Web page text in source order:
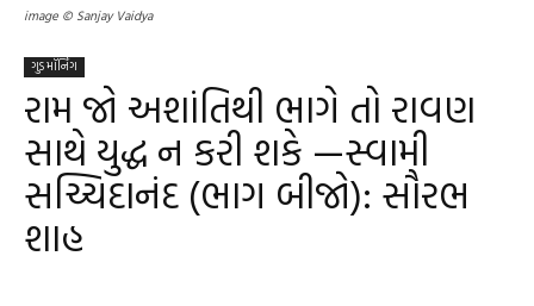
image © Sanjay Vaidya
ગુડ મૉર્નિંગ
રામ જો અશાંતિથી ભાગે તો રાવણ
સાથે યુદ્ધ ન કરી શકે —સ્વામી
સચ્ચિદાનંદ (ભાગ બીજો): સૌરભ
શાહ